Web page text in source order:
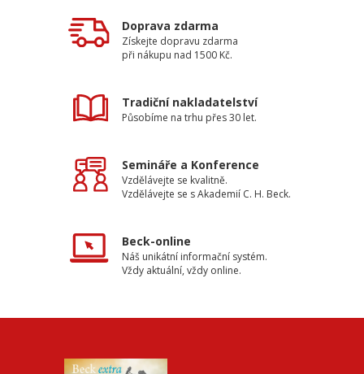
Doprava zdarma
Získejte dopravu zdarma
při nákupu nad 1500 Kč.
Tradiční nakladatelství
Působíme na trhu přes 30 let.
Semináře a Konference
Vzdělávejte se kvalitně.
Vzdělávejte se s Akademií C. H. Beck.
Beck-online
Náš unikátní informační systém.
Vždy aktuální, vždy online.